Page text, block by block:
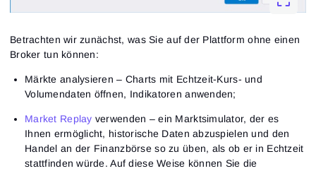
Betrachten wir zunächst, was Sie auf der Plattform ohne einen
Broker tun können:
Märkte analysieren – Charts mit Echtzeit-Kurs- und
Volumendaten öffnen, Indikatoren anwenden;
Market Replay verwenden – ein Marktsimulator, der es
Ihnen ermöglicht, historische Daten abzuspielen und den
Handel an der Finanzbörse so zu üben, als ob er in Echtzeit
stattfinden würde. Auf diese Weise können Sie die